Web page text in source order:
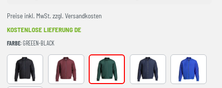
Preise inkl. MwSt. zzgl. Versandkosten
KOSTENLOSE LIEFERUNG DE
FARBE: GREEEN-BLACK
BLACK-ANTHRACITEBURGUNDY GREEEN-BLACK NAVY-BLACK ROYAL-